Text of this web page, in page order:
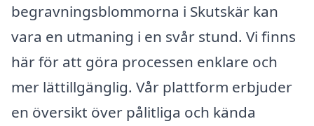
begravningsblommorna i Skutskär kan
vara en utmaning i en svår stund. Vi finns
här för att göra processen enklare och
mer lättillgänglig. Vår plattform erbjuder
en översikt över pålitliga och kända